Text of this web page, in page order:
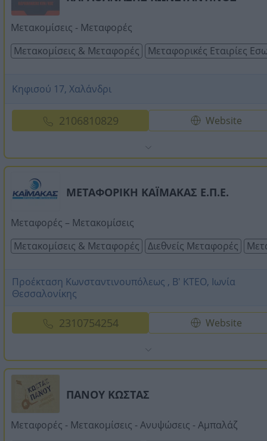
Μετακομίσεις - Μεταφορές
Μετακομίσεις & Μεταφορές
Μεταφορικές Εταιρίες
Κηφισού 17, Χαλάνδρι
2106810829 Website
ΜΕΤΑΦΟΡΙΚΗ ΚΑΪΜΑΚΑΣ Ε.Π.Ε.
Μεταφορές – Μετακομίσεις
Μετακομίσεις & Μεταφορές
Διεθνείς Μεταφορές
Προέκταση Κωνσταντινουπόλεως , Β' ΚΤΕΟ, Ιωνία
Θεσσαλονίκης
2310754254 Website
ΠΑΝΟΥ ΚΩΣΤΑΣ
Μεταφορές - Μετακομίσεις - Ανυψώσεις - Αμπαλάζ